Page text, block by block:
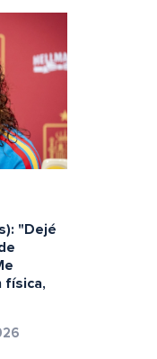
"Dejé
física,